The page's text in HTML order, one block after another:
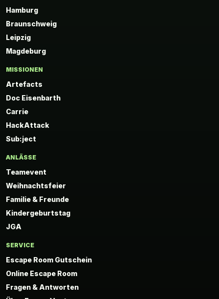
Hamburg
Braunschweig
Leipzig
Magdeburg
MISSIONEN
Artefacts
Doc Eisenbarth
Carrie
HackAttack
Sub:ject
ANLÄSSE
Teamevent
Weihnachtsfeier
Familie & Freunde
Kindergeburtstag
JGA
SERVICE
Escape Room Gutschein
Online Escape Room
Fragen & Antworten